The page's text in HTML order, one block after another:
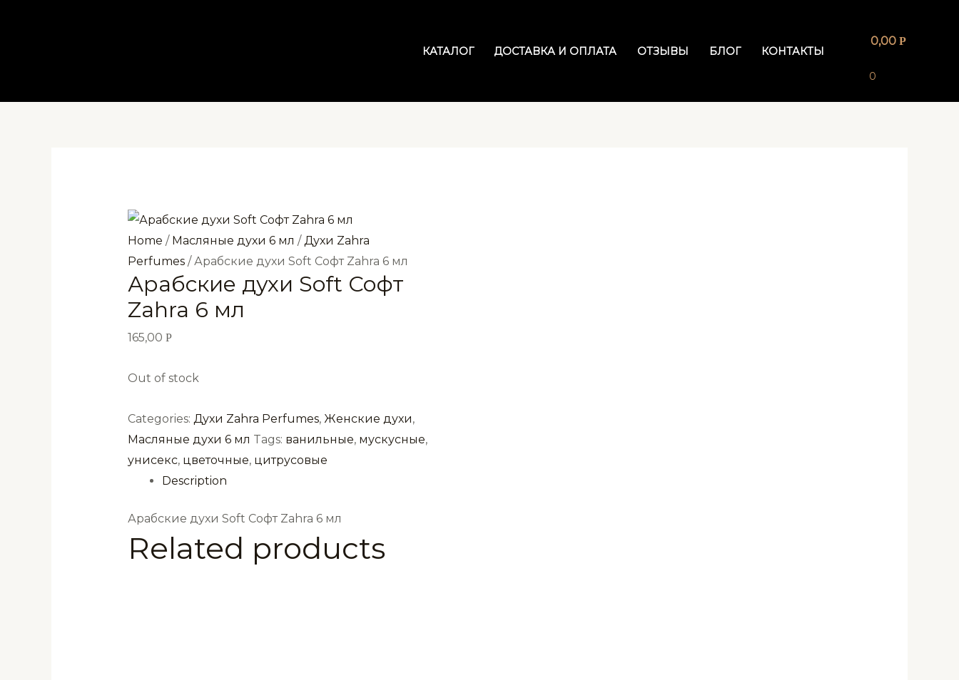
КАТАЛОГ ДОСТАВКА И ОПЛАТА ОТЗЫВЫ БЛОГ КОНТАКТЫ
0,00 Р
0
Home / Масляные духи 6 мл / Духи Zahra
Perfumes/ Арабские духи Soft Софт Zahra 6 мл
Арабские духи Soft Софт
Zahra 6 мл
165,00 Р
Out of stock
Categories: Духи Zahra Perfumes, Женские духи,
Масляные духи 6 мл Tags: ванильные, мускусные,
унисекс, цветочные, цитрусовые
Description
Арабские духи Soft Софт Zahra 6 мл
Related products